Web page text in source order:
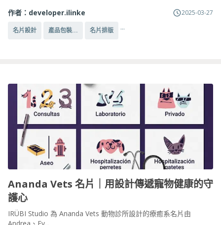
作者： developer.ilinke 2025-03-27
名片設計 產品包裝... 名片排版 ...
Ananda Vets 名片｜用設計傳遞寵物健康的守
護心
IRÜBI Studio 為 Ananda Vets 動物診所設計的療癒系名片由